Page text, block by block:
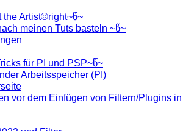
Artist©right~წ~
meinen Tuts basteln ~წ~
für PI und PSP~წ~
Arbeitsspeicher (PI)
vor dem Einfügen von Filtern/Plugins in